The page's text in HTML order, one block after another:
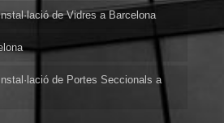
de Vidres a Barcelona
de Portes Seccionals a